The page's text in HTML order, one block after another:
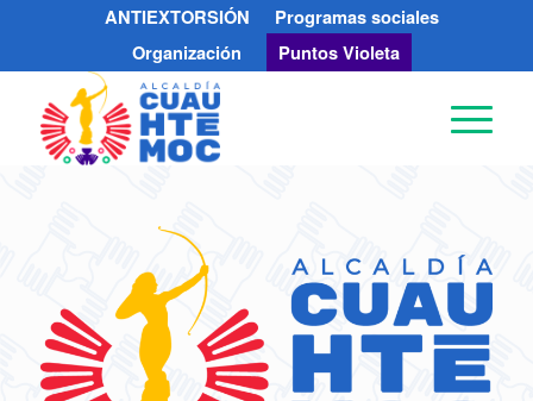
ANTIEXTORSIÓN
Programas sociales
Organización
Puntos Violeta